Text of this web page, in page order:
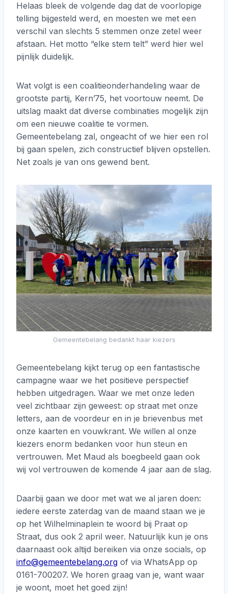
Helaas bleek de volgende dag dat de voorlopige
telling bijgesteld werd, en moesten we met een
verschil van slechts 5 stemmen onze zetel weer
afstaan. Het motto “elke stem telt” werd hier wel
pijnlijk duidelijk.
Wat volgt is een coalitieonderhandeling waar de
grootste partij, Kern’75, het voortouw neemt. De
uitslag maakt dat diverse combinaties mogelijk zijn
om een nieuwe coalitie te vormen.
Gemeentebelang zal, ongeacht of we hier een rol
bij gaan spelen, zich constructief blijven opstellen.
Net zoals je van ons gewend bent.
Gemeentebelang bedankt haar kiezers
Gemeentebelang kijkt terug op een fantastische
campagne waar we het positieve perspectief
hebben uitgedragen. Waar we met onze leden
veel zichtbaar zijn geweest: op straat met onze
letters, aan de voordeur en in je brievenbus met
onze kaarten en vouwkrant. We willen al onze
kiezers enorm bedanken voor hun steun en
vertrouwen. Met Maud als boegbeeld gaan ook
wij vol vertrouwen de komende 4 jaar aan de slag.
Daarbij gaan we door met wat we al jaren doen:
iedere eerste zaterdag van de maand staan we je
op het Wilhelminaplein te woord bij Praat op
Straat, dus ook 2 april weer. Natuurlijk kun je ons
daarnaast ook altijd bereiken via onze socials, op
info@gemeentebelang.org of via WhatsApp op
0161-700207. We horen graag van je, want waar
je woont, moet het goed zijn!